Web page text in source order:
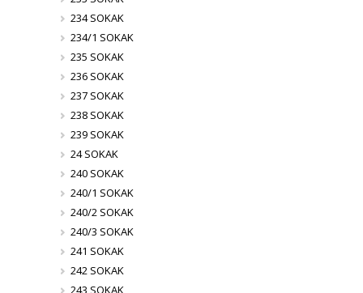
234 SOKAK
234/1 SOKAK
235 SOKAK
236 SOKAK
237 SOKAK
238 SOKAK
239 SOKAK
24 SOKAK
240 SOKAK
240/1 SOKAK
240/2 SOKAK
240/3 SOKAK
241 SOKAK
242 SOKAK
243 SOKAK